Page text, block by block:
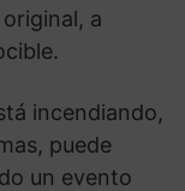
a
incendiando,
puede
un evento